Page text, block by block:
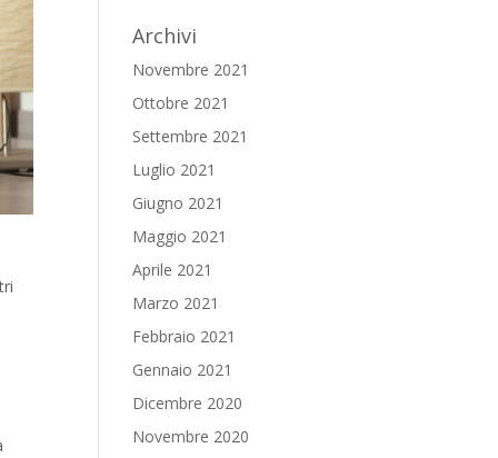
Archivi
Novembre 2021
Ottobre 2021
Settembre 2021
Luglio 2021
Giugno 2021
Maggio 2021
Aprile 2021
Marzo 2021
Febbraio 2021
Gennaio 2021
Dicembre 2020
Novembre 2020